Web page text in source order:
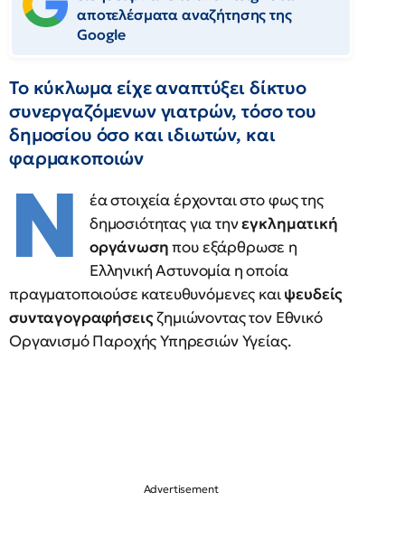
αποτελέσματα αναζήτησης της
Google
Το κύκλωμα είχε αναπτύξει δίκτυο
συνεργαζόμενων γιατρών, τόσο του
δημοσίου όσο και ιδιωτών, και
φαρμακοποιών
Ν
έα στοιχεία έρχονται στο φως της
δημοσιότητας για τηνεγκληματική
οργάνωσηπου εξάρθρωσε η
Ελληνική Αστυνομία η οποία
πραγματοποιούσε κατευθυνόμενες καιψευδείς
συνταγογραφήσειςζημιώνοντας τον Εθνικό
Οργανισμό Παροχής Υπηρεσιών Υγείας.